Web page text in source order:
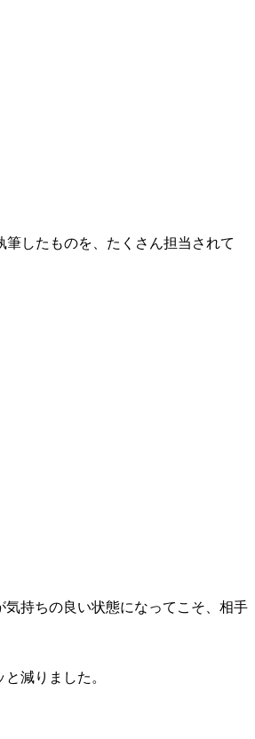
したものを、たくさん担当されて
持ちの良い状態になってこそ、相手
減りました。